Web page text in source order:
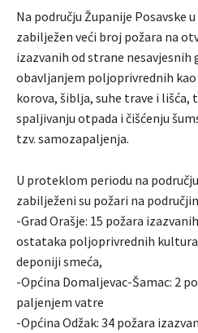
Na području Županije Posavske
zabilježen veći broj požara na
izazvanih od strane nesavjesnih
obavljanjem poljoprivrednih
korova, šiblja, suhe trave i lišća,
spaljivanju otpada i čišćenju
tzv. samozapaljenja.
U proteklom periodu na
zabilježeni su požari na
-Grad Orašje: 15 požara
ostataka poljoprivrednih
deponiji smeća,
-Općina Domaljevac-Šamac: 2
paljenjem vatre
-Općina Odžak: 34 požara